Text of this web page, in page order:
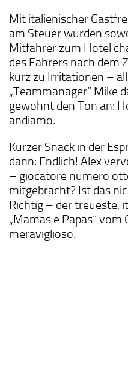
Mit italienischer
am Steuer wurden
Mitfahrer zum Hotel
des Fahrers nach dem
kurz zu Irritationen –
„Teammanager“ Mike
gewohnt den Ton an:
andiamo.
Kurzer Snack in der
dann: Endlich! Alex
– giocatore numero
mitgebracht? Ist das
Richtig – der treueste,
„Mamas e Papas“ vom
meraviglioso.